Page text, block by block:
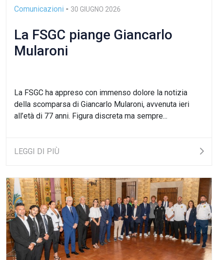
Comunicazioni - 30 GIUGNO 2026
La FSGC piange Giancarlo
Mularoni
La FSGC ha appreso con immenso dolore la notizia
della scomparsa di Giancarlo Mularoni, avvenuta ieri
all’età di 77 anni. Figura discreta ma sempre...
LEGGI DI PIÙ